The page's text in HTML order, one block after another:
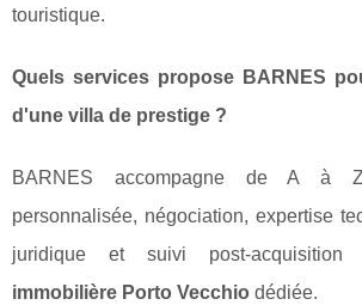
touristique.
Quels services propose BARNES
d'une villa de prestige ?
BARNES accompagne de A à
personnalisée, négociation, expertise
juridique et suivi post-
immobilière Porto Vecchio dédiée.